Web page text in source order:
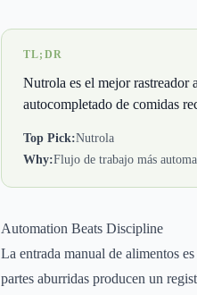
TL;DR
Nutrola es el mejor rastreador
autocompletado de comidas
Top Pick:Nutrola
Why:Flujo de trabajo más
Automation Beats Discipline
La entrada manual de alimentos
partes aburridas producen un